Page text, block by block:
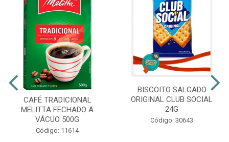
CAFÉ TRADICIONAL
MELITTA FECHADO A
VÁCUO 500G
Código: 11614
BISCOITO SALGADO
ORIGINAL CLUB SOCIAL
24G
Código: 30643